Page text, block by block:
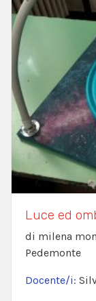
Luce ed
di milena
Pedemonte
Docente/i: